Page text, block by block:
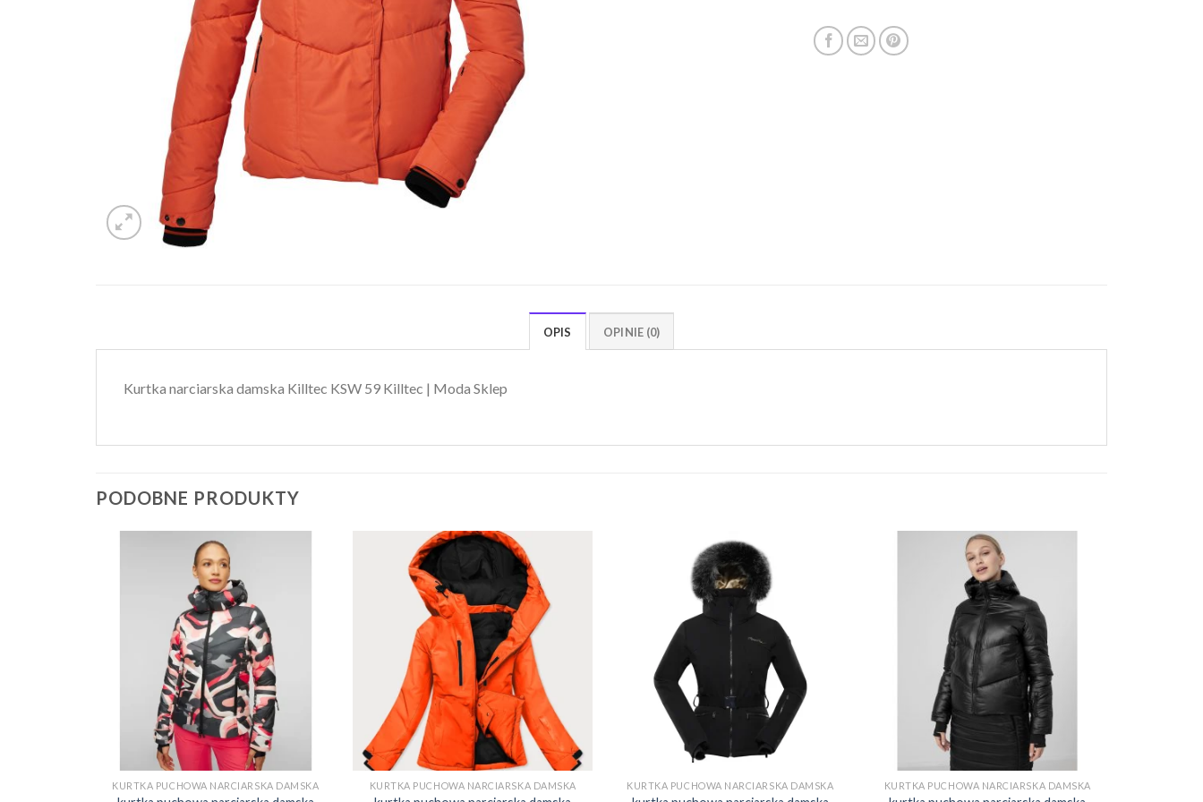
OPIS OPINIE (0)
Kurtka narciarska damska Killtec KSW 59 Killtec | Moda Sklep
PODOBNE PRODUKTY
KURTKA PUCHOWA NARCIARSKA DAMSKA KURTKA PUCHOWA NARCIARSKA DAMSKA KURTKA PUCHOWA NARCIARSKA DAMSKA KURTKA PUCHOWA NARCIARSKA DAMSKA